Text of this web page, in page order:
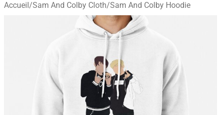
Accueil/Sam And Colby Cloth/Sam And Colby Hoodie